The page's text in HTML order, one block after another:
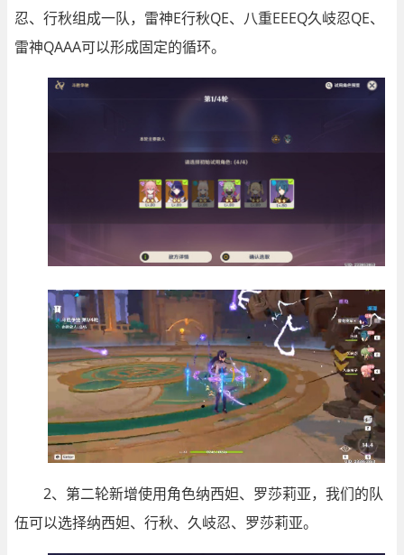
忍、行秋组成一队，雷神E行秋QE、八重EEEQ久岐忍QE、
雷神QAAA可以形成固定的循环。
2、第二轮新增使用角色纳西妲、罗莎莉亚，我们的队
伍可以选择纳西妲、行秋、久岐忍、罗莎莉亚。